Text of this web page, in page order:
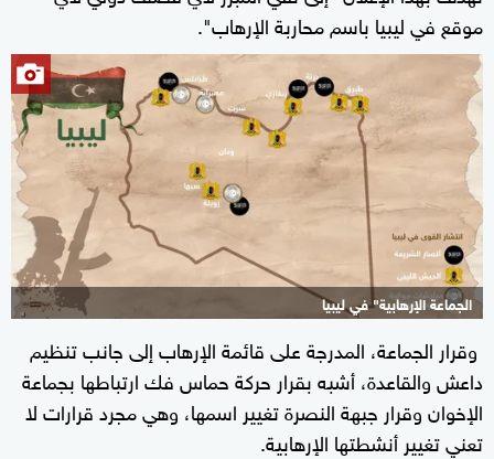
موقع في ليبيا باسم محاربة الإرهاب".
الجماعة الإرهابية" في ليبيا
وقرار الجماعة، المدرجة على قائمة الإرهاب إلى جانب تنظيم
داعش والقاعدة، أشبه بقرار حركة حماس فك ارتباطها بجماعة
الإخوان وقرار جبهة النصرة تغيير اسمها، وهي مجرد قرارات لا
تعني تغيير أنشطتها الإرهابية.